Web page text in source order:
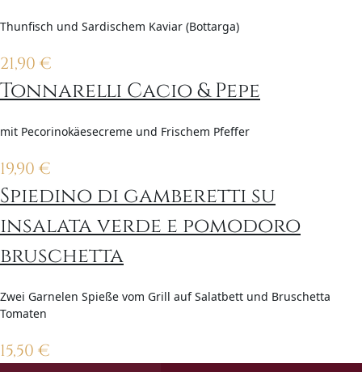
Thunfisch und Sardischem Kaviar (Bottarga)
21,90 €
Tonnarelli Cacio & Pepe
mit Pecorinokäesecreme und Frischem Pfeffer
19,90 €
Spiedino di gamberetti su
insalata verde e pomodoro
bruschetta
Zwei Garnelen Spieße vom Grill auf Salatbett und Bruschetta
Tomaten
15,50 €